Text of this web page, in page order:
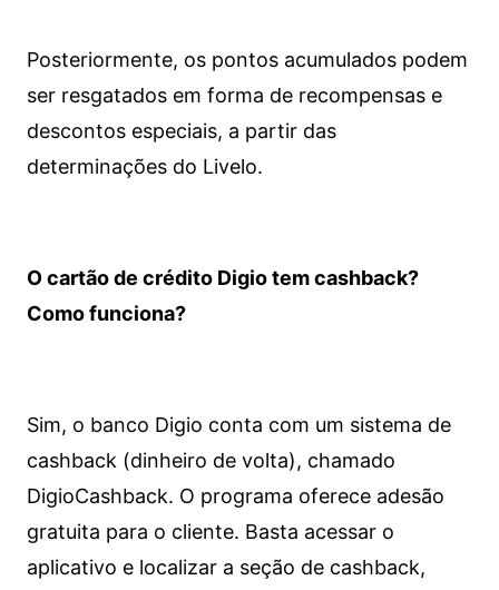
Posteriormente, os pontos acumulados podem
ser resgatados em forma de recompensas e
descontos especiais, a partir das
determinações do Livelo.
O cartão de crédito Digio tem cashback?
Como funciona?
Sim, o banco Digio conta com um sistema de
cashback (dinheiro de volta), chamado
DigioCashback. O programa oferece adesão
gratuita para o cliente. Basta acessar o
aplicativo e localizar a seção de cashback,